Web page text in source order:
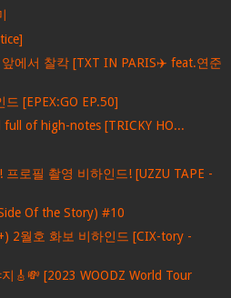
에서 찰칵 [TXT IN PARIS✈️ feat.연준
[EPEX:GO EP.50]
of high-notes [TRICKY HO...
로필 촬영 비하인드! [UZZU TAPE -
Of the Story) #10
2월호 화보 비하인드 [CIX-tory -
🎸💸 [2023 WOODZ World Tour